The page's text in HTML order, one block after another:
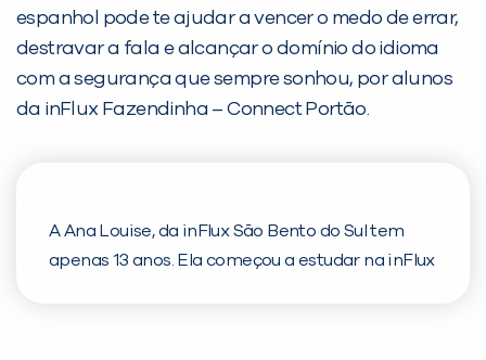
espanhol pode te ajudar a vencer o medo de errar,
destravar a fala e alcançar o domínio do idioma
com a segurança que sempre sonhou, por alunos
da inFlux Fazendinha – Connect Portão.
A Ana Louise, da inFlux São Bento do Sul tem
apenas 13 anos. Ela começou a estudar na inFlux